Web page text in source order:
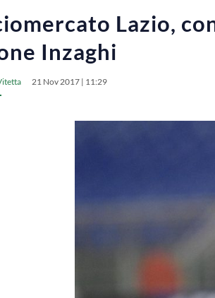
Lazio,
Inzaghi
21 Nov 2017 | 11:29